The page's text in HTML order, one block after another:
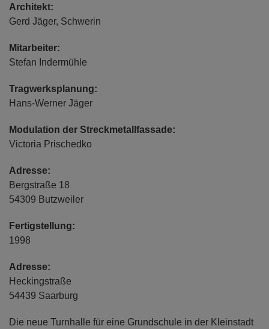
Architekt:
Gerd Jäger, Schwerin
Mitarbeiter:
Stefan Indermühle
Tragwerksplanung:
Hans-Werner Jäger
Modulation der Streckmetallfassade:
Victoria Prischedko
Adresse:
Bergstraße 18
54309 Butzweiler
Fertigstellung:
1998
Adresse:
Heckingstraße
54439 Saarburg
Die neue Turnhalle für eine Grundschule in der Kleinstadt